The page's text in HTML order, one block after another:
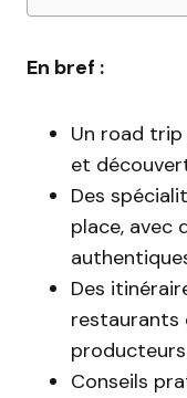
En bref :
Un road
et
Des
place, avec
Des
restaurants
Conseils